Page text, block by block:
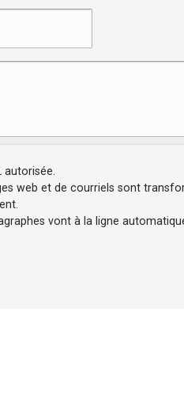
autorisée.
web et de courriels sont
vont à la ligne